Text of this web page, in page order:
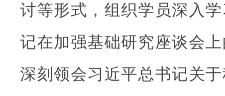
讨等形式，组织学员深入
记在加强基础研究座谈会
深刻领会习近平总书记关